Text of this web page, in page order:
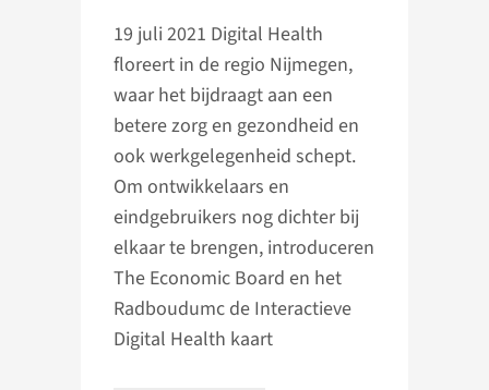
19 juli 2021 Digital Health
floreert in de regio Nijmegen,
waar het bijdraagt aan een
betere zorg en gezondheid en
ook werkgelegenheid schept.
Om ontwikkelaars en
eindgebruikers nog dichter bij
elkaar te brengen, introduceren
The Economic Board en het
Radboudumc de Interactieve
Digital Health kaart